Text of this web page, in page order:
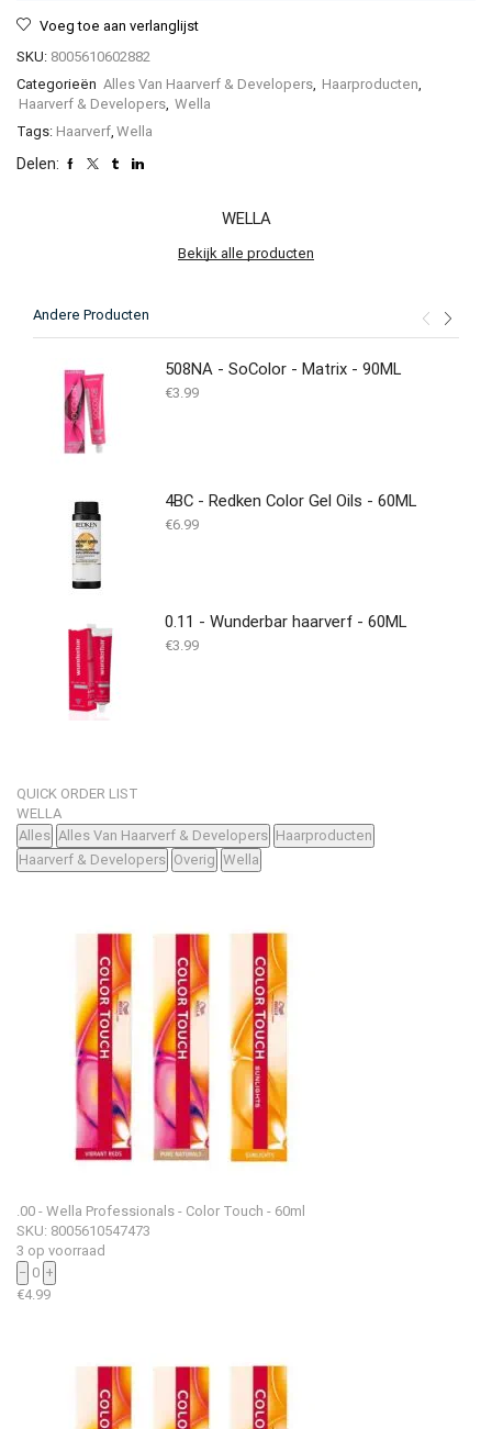
Voeg toe aan verlanglijst
SKU: 8005610602882
Categorieën Alles Van Haarverf & Developers, Haarproducten,
Haarverf & Developers, Wella
Tags: Haarverf, Wella
Delen:
WELLA
Bekijk alle producten
Andere Producten
508NA - SoColor - Matrix - 90ML
€3.99
4BC - Redken Color Gel Oils - 60ML
€6.99
0.11 - Wunderbar haarverf - 60ML
€3.99
QUICK ORDER LIST
WELLA
Alles Alles Van Haarverf & Developers Haarproducten
Haarverf & Developers Overig Wella
.00 - Wella Professionals - Color Touch - 60ml
SKU: 8005610547473
3 op voorraad
− 0 +
€4.99